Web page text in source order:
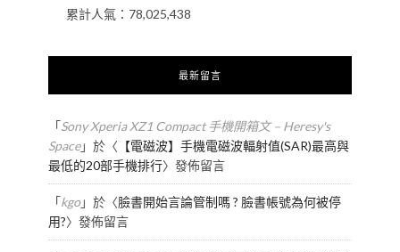
累計人氣： 78,025,438
最新留言
「Sony Xperia XZ1 Compact 手機開箱文 – Heresy's
Space」於〈 【電磁波】手機電磁波輻射值(SAR)最高與
最低的20部手機排行〉發佈留言
「kgo」於〈臉書開始言論管制嗎 ? 臉書帳號為何被停
用?〉發佈留言